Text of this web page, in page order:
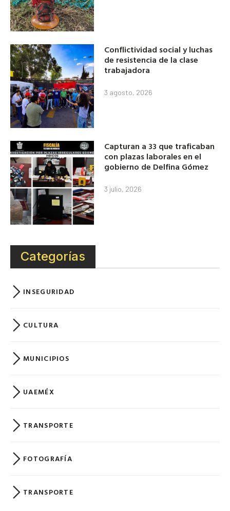
Conflictividad social y luchas
de resistencia de la clase
trabajadora
3 agosto, 2026
Capturan a 33 que traficaban
con plazas laborales en el
gobierno de Delfina Gómez
3 julio, 2026
Categorías
INSEGURIDAD
CULTURA
MUNICIPIOS
UAEMÉX
TRANSPORTE
FOTOGRAFÍA
TRANSPORTE